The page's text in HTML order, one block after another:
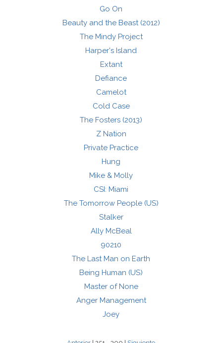
Go On
Beauty and the Beast (2012)
The Mindy Project
Harper's Island
Extant
Defiance
Camelot
Cold Case
The Fosters (2013)
Z Nation
Private Practice
Hung
Mike & Molly
CSI: Miami
The Tomorrow People (US)
Stalker
Ally McBeal
90210
The Last Man on Earth
Being Human (US)
Master of None
Anger Management
Joey